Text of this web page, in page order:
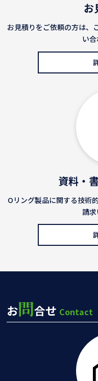
お
お見積りをご依頼の方は、
い合
資料・
Oリング製品に関する技術
請求
お問合せ Contact